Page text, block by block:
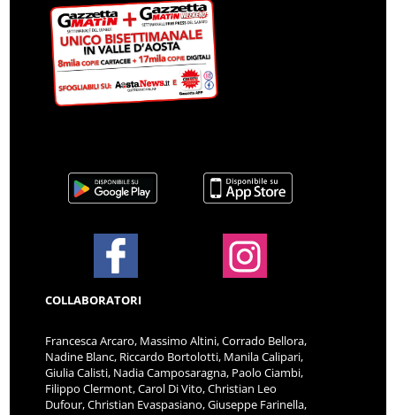
COLLABORATORI
Francesca Arcaro, Massimo Altini, Corrado Bellora,
Nadine Blanc, Riccardo Bortolotti, Manila Calipari,
Giulia Calisti, Nadia Camposaragna, Paolo Ciambi,
Filippo Clermont, Carol Di Vito, Christian Leo
Dufour, Christian Evaspasiano, Giuseppe Farinella,